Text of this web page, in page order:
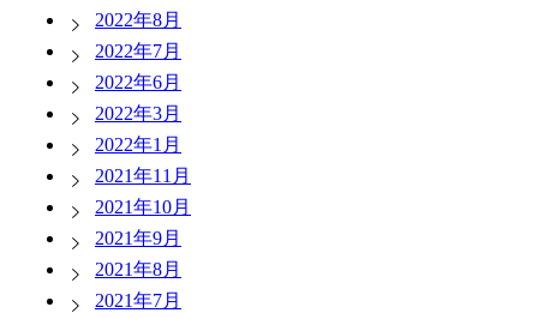
2022年8月
2022年7月
2022年6月
2022年3月
2022年1月
2021年11月
2021年10月
2021年9月
2021年8月
2021年7月